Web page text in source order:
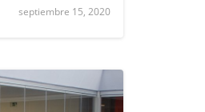
septiembre 15, 2020